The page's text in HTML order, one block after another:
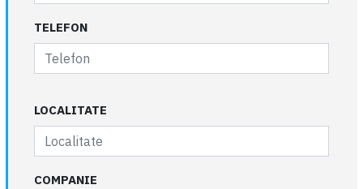
TELEFON
LOCALITATE
COMPANIE